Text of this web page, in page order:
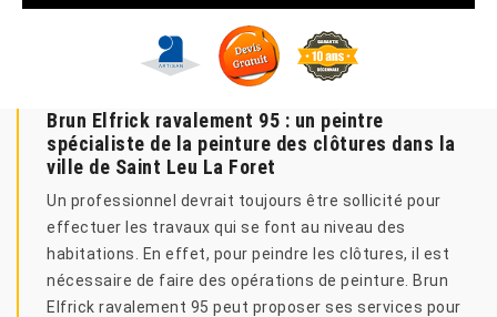
Brun Elfrick ravalement 95 : un peintre
spécialiste de la peinture des clôtures dans la
ville de Saint Leu La Foret
Un professionnel devrait toujours être sollicité pour
effectuer les travaux qui se font au niveau des
habitations. En effet, pour peindre les clôtures, il est
nécessaire de faire des opérations de peinture. Brun
Elfrick ravalement 95 peut proposer ses services pour